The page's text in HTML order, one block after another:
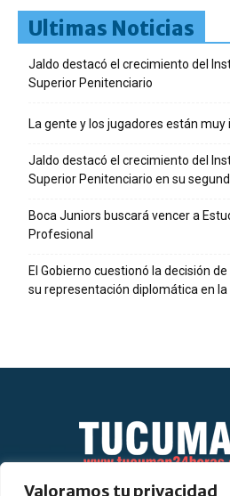
Valoramos tu privacidad
Ultimas Noticias
Jaldo destacó el crecimiento del
Superior Penitenciario
La gente y los jugadores están muy
Jaldo destacó el crecimiento del
Superior Penitenciario en su
Boca Juniors buscará vencer a
Profesional
El Gobierno cuestionó la decisión
su representación diplomática en